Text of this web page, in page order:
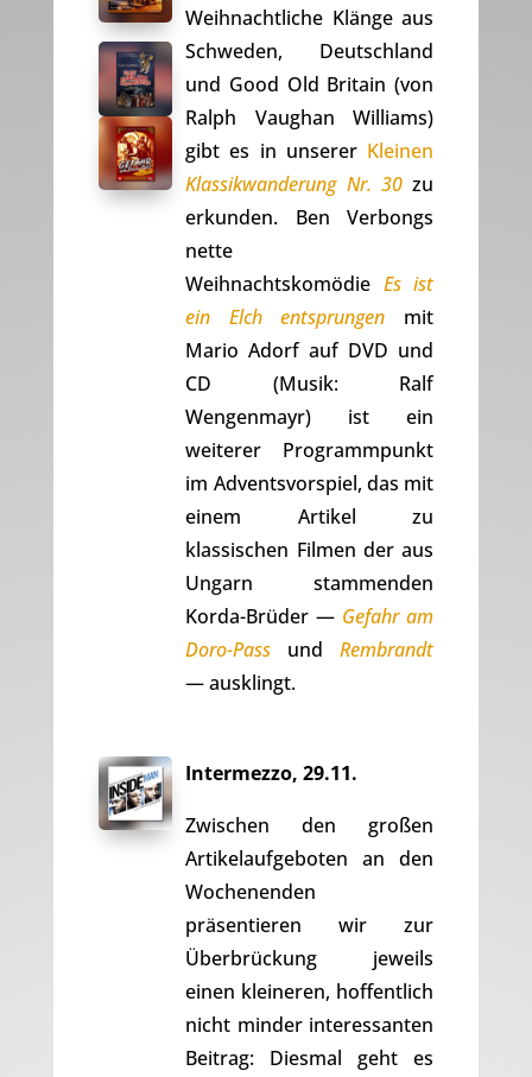
Weihnachtliche Klänge aus
Schweden, Deutschland
und Good Old Britain (von
Ralph Vaughan Williams)
gibt es in unserer Kleinen
Klassikwanderung Nr. 30zu
erkunden. Ben Verbongs
nette
Weihnachtskomödie Es ist
ein Elch entsprungen mit
Mario Adorf auf DVD und
CD (Musik: Ralf
Wengenmayr) ist ein
weiterer Programmpunkt
im Adventsvorspiel, das mit
einem Artikel zu
klassischen Filmen der aus
Ungarn stammenden
Korda-Brüder — Gefahr am
Doro-Pass undRembrandt
— ausklingt.
Intermezzo, 29.11.
Zwischen den großen
Artikelaufgeboten an den
Wochenenden
präsentieren wir zur
Überbrückung jeweils
einen kleineren, hoffentlich
nicht minder interessanten
Beitrag: Diesmal geht es